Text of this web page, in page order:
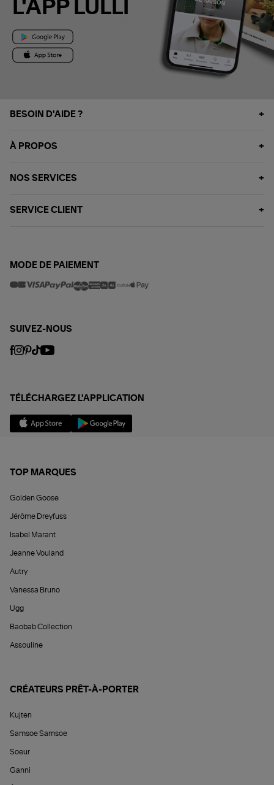
L'APP LULLI
BESOIN D'AIDE ?
À PROPOS
NOS SERVICES
SERVICE CLIENT
MODE DE PAIEMENT
SUIVEZ-NOUS
TÉLÉCHARGEZ L'APPLICATION
TOP MARQUES
Golden Goose
Jérôme Dreyfuss
Isabel Marant
Jeanne Vouland
Autry
Vanessa Bruno
Ugg
Baobab Collection
Assouline
CRÉATEURS PRÊT-À-PORTER
Kujten
Samsoe Samsoe
Soeur
Ganni